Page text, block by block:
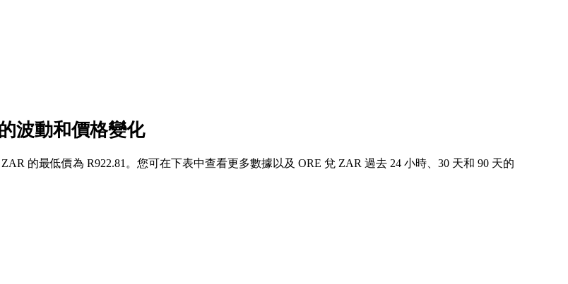
波動和價格變化
的最低價為 R922.81。您可在下表中查看更多數據以及 ORE 兌 ZAR 過去 24 小時、30 天和 90 天的